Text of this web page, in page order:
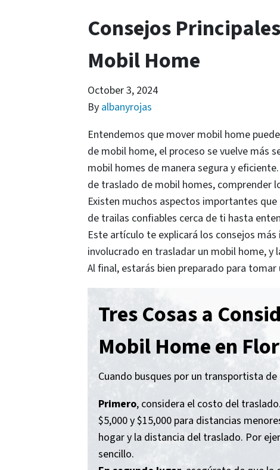
Consejos
Mobil Home
October 3, 2024
By albanyrojas
Entendemos que mover mobil home
de mobil home, el proceso se vuelve más
mobil homes de manera segura y
de traslado de mobil homes, comprender
Existen muchos aspectos importantes
de trailas confiables cerca de ti hasta
Este artículo te explicará los consejos
involucrado en trasladar un mobil home,
Al final, estarás bien preparado para
Tres Cosas a
Mobil Home en
Cuando busques por un transportista
Primero, considera el costo del
$5,000 y $15,000 para distancias
hogar y la distancia del traslado. Por
sencillo.